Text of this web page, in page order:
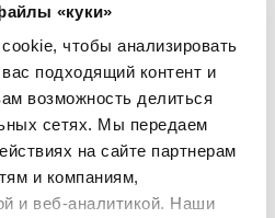
«куки»
чтобы анализировать
подходящий контент и
возможность делиться
сетях. Мы передаем
на сайте партнерам
и компаниям,
и веб-аналитикой. Наши
летом ☀️